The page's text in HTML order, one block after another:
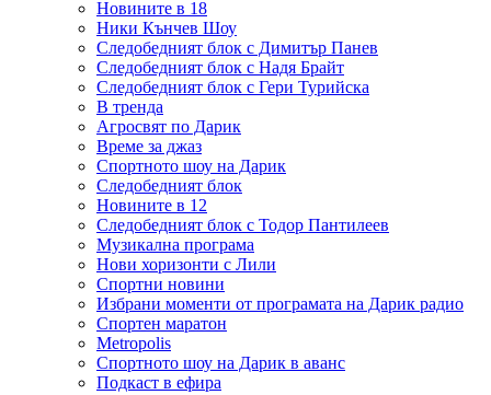
Новините в 18
Ники Кънчев Шоу
Следобедният блок с Димитър Панев
Следобедният блок с Надя Брайт
Следобедният блок с Гери Турийска
В тренда
Агросвят по Дарик
Време за джаз
Спортното шоу на Дарик
Следобедният блок
Новините в 12
Следобедният блок с Тодор Пантилеев
Музикална програма
Нови хоризонти с Лили
Спортни новини
Избрани моменти от програмата на Дарик радио
Спортен маратон
Metropolis
Спортното шоу на Дарик в аванс
Подкаст в ефира